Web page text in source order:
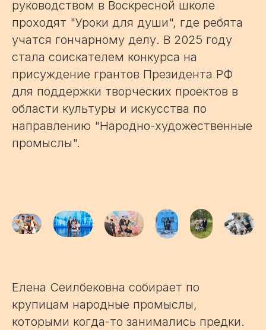
руководством в Воскресной школе
проходят "Уроки для души", где ребята
учатся гончарному делу. В 2025 году
стала соискателем конкурса на
присуждение грантов Президента РФ
для поддержки творческих проектов в
области культуры и искусства по
направлению "Народно-художественные
промыслы".
Елена Сеилбековна собирает по
крупицам народные промыслы,
которыми когда-то занимались предки.